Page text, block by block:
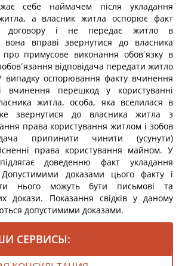
себе наймачем після укладання
а власник житла оспорює факт
договору і не передає житло в
вона вправі звернутися до власника
примусове виконання обов´язку в
відповідача передати житло
випадку оспорювання факту вчинення
вчинення перешкод у користуванні
житла, особа, яка вселилася в
звернутися до власника житла з
права користування житлом і зобов
припинити чинити (усунути)
права користування майном. У
доведенню факт укладання
доказами цього факту і
нього можуть бути письмові та
докази. Показання свідків у даному
допустимими доказами.
СЕРВИСЫ: